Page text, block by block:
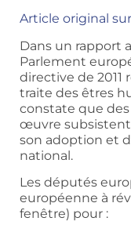
Article original
Dans un rapport
Parlement
directive de 2011
traite des êtres
constate que
œuvre subsistent
son adoption et
national.
Les députés
européenne à
fenêtre) pour :